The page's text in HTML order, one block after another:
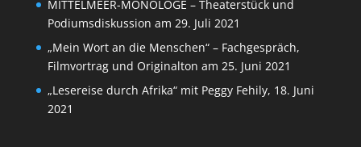
MITTELMEER-MONOLOGE – Theaterstück und
Podiumsdiskussion am 29. Juli 2021
„Mein Wort an die Menschen“ – Fachgespräch,
Filmvortrag und Originalton am 25. Juni 2021
„Lesereise durch Afrika“ mit Peggy Fehily, 18. Juni
2021